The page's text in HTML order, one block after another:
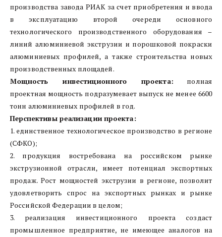
производства завода РИАК за счет приобретения и ввода
в эксплуатацию второй очереди основного
технологического производственного оборудования –
линий алюминиевой экструзии и порошковой покраски
алюминиевых профилей, а также строительства новых
производственных площадей.
Мощность инвестиционного проекта: полная
проектная мощность подразумевает выпуск не менее 6600
тонн алюминиевых профилей в год.
Перспективы реализации проекта:
1. единственное технологическое производство в регионе
(СФКО);
2. продукция востребована на российском рынке
экструзионной отрасли, имеет потенциал экспортных
продаж. Рост мощностей экструзии в регионе, позволит
удовлетворить спрос на экспортных рынках и рынке
Российской Федерации в целом;
3. реализация инвестиционного проекта создаст
промышленное предприятие, не имеющее аналогов на